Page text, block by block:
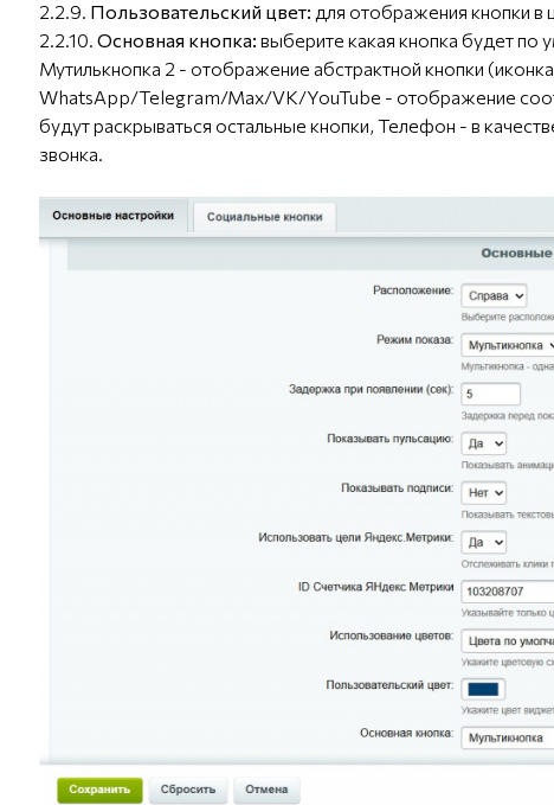
2.2.9. Пользовательский цвет: для отображения кнопки в
2.2.10. Основная кнопка: выберите какая кнопка будет по
Мутилькнопка 2 - отображение абстрактной кнопки
WhatsApp/Telegram/Max/VK/YouTube - отображение
будут раскрываться остальные кнопки, Телефон - в
звонка.